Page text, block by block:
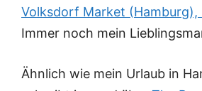
Volksdorf Market (Hamburg),
Immer noch mein
Ähnlich wie mein Urlaub in